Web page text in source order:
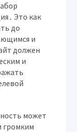
Это как
до
и
должен
и
может
громким